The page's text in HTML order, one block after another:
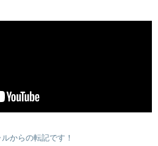
からの転記です！